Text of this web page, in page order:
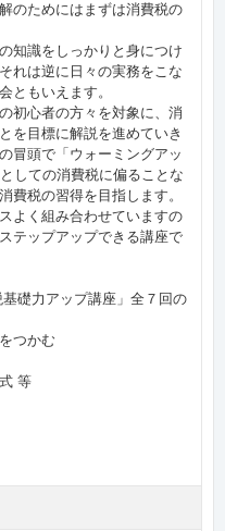
のためにはまずは消費税の
知識をしっかりと身につけ
れは逆に日々の実務をこな
ともいえます。
初心者の方々を対象に、消
を目標に解説を進めていき
冒頭で「ウォーミングアッ
しての消費税に偏ることな
費税の習得を目指します。
よく組み合わせていますの
テップアップできる講座で
礎力アップ講座」全７回の
かむ
等